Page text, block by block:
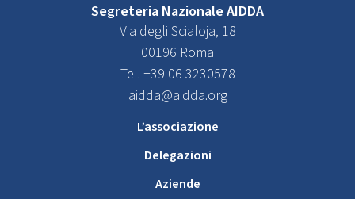
Segreteria Nazionale AIDDA
Via degli Scialoja, 18
00196 Roma
Tel. +39 06 3230578
aidda@aidda.org
L’associazione
Delegazioni
Aziende